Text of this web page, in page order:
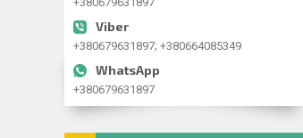
+380679631897; +380664085349
+380679631897